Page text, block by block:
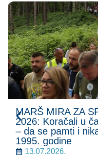
MARŠ MIRA ZA
2026: Koračali u
– da se pamti i
1995. godine
13.07.2026.